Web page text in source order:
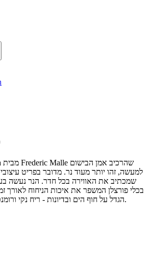
שמכתיב את האווירה בכל חדר. הנר נעשה
בכלי פורצלן המשפר את איכות הניחוח לאורך
הגדל על חוף הים ובדיונות - ריח נקי ורומנטי של שושני בר. 220 גר.